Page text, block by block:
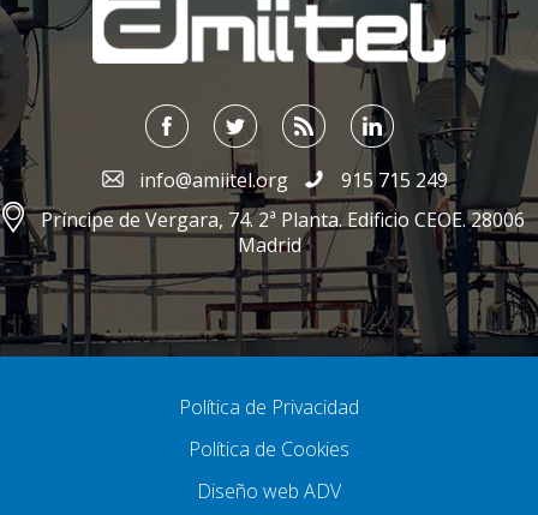
info@amiitel.org
915 715 249
Príncipe de Vergara, 74. 2ª Planta. Edificio CEOE. 28006
Madrid
Política de Privacidad
Política de Cookies
Diseño web ADV